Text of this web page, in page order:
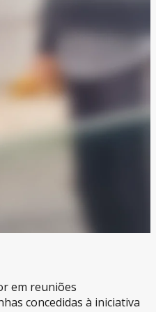
em reuniões
concedidas à iniciativa